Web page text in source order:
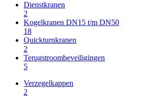
Dienstkranen
2
Kogelkranen DN15 t/m DN50
18
Quickturnkranen
2
Terugstroombeveiligingen
5
Verzegelkappen
2